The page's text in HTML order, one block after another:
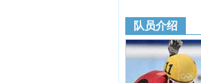
队员介绍